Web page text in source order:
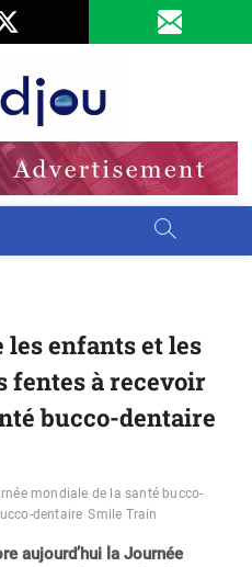
enfants et les
fentes à recevoir
bucco-dentaire
mondiale de la santé bucco-
dentaire Smile Train
aujourd’hui la Journée